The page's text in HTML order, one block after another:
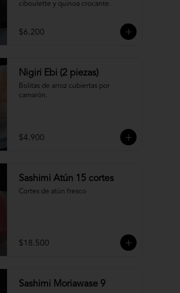
ciboulette y quinoa crocante.
$6.200
Nigiri Ebi (2 piezas)
Bolitas de arroz cubiertas por
camarón.
$4.900
Sashimi Atún 15 cortes
Cortes de atún fresco
$18.500
Sashimi Moriawase 9